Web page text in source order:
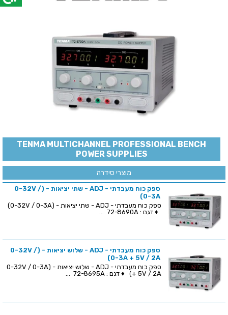
TENMA MULTICHANNEL PROFESSIONAL BENCH
POWER SUPPLIES
מוצרי סידרה
ספק כוח מעבדתי - ADJ - שתי יציאות - (0-32V /
0-3A)
ספק כוח מעבדתי - ADJ - שתי יציאות - (0-32V / 0-3A)
♦ דגם : 72-8690A ...
ספק כוח מעבדתי - ADJ - שלוש יציאות - (0-32V /
0-3A + 5V / 2A)
ספק כוח מעבדתי - ADJ - שלוש יציאות - (0-32V / 0-3A
+ 5V / 2A) ♦ דגם : 72-8695A ...